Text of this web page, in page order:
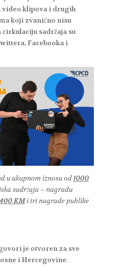
klipova i drugih
koji zvanično nisu
cirkulaciju sadržaja su
Facebooka i
u ukupnom iznosu od1000
sadržaja – nagradu
400 KMi tri nagrade publike
je otvoren za sve
i Hercegovine.